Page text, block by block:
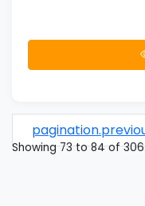
Showing73to84of306